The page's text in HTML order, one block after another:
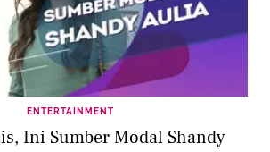
ENTERTAINMENT
Ini Sumber Modal Shandy